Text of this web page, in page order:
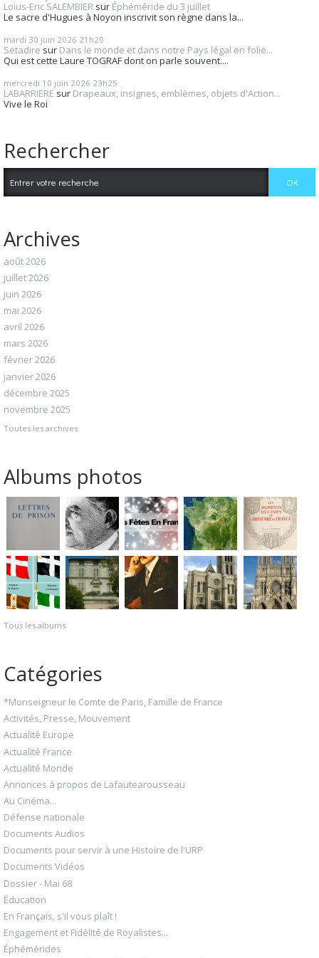
Loius-Eric SALEMBIER sur Éphéméride du 3 juillet
Le sacre d'Hugues à Noyon inscrivit son règne dans la...
mardi 30 juin 2026 21h20
Setadire sur Dans le monde et dans notre Pays légal en folie...
Qui est cette Laure TOGRAF dont on parle souvent....
mercredi 10 juin 2026 23h25
LABARRIERE sur Drapeaux, insignes, emblèmes, objets d'Action...
Vive le Roi
Rechercher
Archives
août 2026
juillet 2026
juin 2026
mai 2026
avril 2026
mars 2026
février 2026
janvier 2026
décembre 2025
novembre 2025
Toutes les archives
Albums photos
Tous les albums
Catégories
*Monseigneur le Comte de Paris, Famille de France
Activités, Presse, Mouvement
Actualité Europe
Actualité France
Actualité Monde
Annonces à propos de Lafautearousseau
Au Cinéma...
Défense nationale
Documents Audios
Documents pour servir à une Histoire de l'URP
Documents Vidéos
Dossier - Mai 68
Éducation
En Français, s'il vous plaît !
Engagement et Fidélité de Royalistes...
Éphémérides